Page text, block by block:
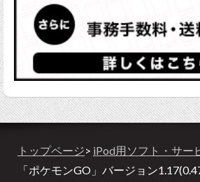
トップページ> iPod用ソフト・サー
「ポケモンGO」バージョン